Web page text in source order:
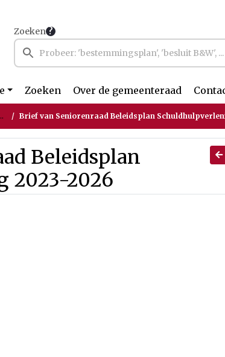
Zoeken
Zoeken Over de gemeenteraad
Brief van Seniorenraad Beleidsplan Schuldhulpverlening 2023-
Beleidsplan
2023-2026